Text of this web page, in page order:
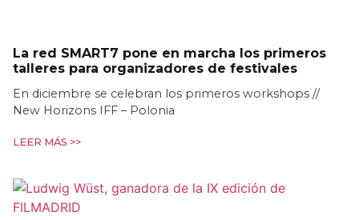
La red SMART7 pone en marcha los primeros
talleres para organizadores de festivales
En diciembre se celebran los primeros workshops //
New Horizons IFF – Polonia
LEER MÁS >>